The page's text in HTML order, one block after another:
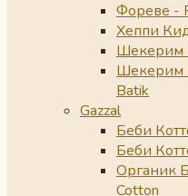
Фореве -
Хеппи
Шекерим
Шекерим
Batik
Gazzal
Беби
Беби
Органик
Cotton